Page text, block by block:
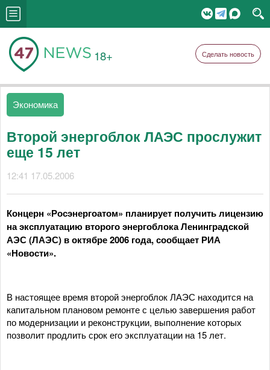
18+ Сделать новость
Экономика
Второй энергоблок ЛАЭС прослужит
еще 15 лет
12:41 17.05.2006
Концерн «Росэнергоатом» планирует получить лицензию
на эксплуатацию второго энергоблока Ленинградской
АЭС (ЛАЭС) в октябре 2006 года, сообщает РИА
«Новости».
В настоящее время второй энергоблок ЛАЭС находится на
капитальном плановом ремонте с целью завершения работ
по модернизации и реконструкции, выполнение которых
позволит продлить срок его эксплуатации на 15 лет.